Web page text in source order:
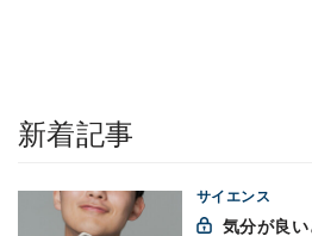
新着記事
サイエンス